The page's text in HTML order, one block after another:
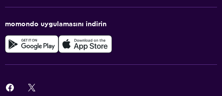
momondo uygulamasını indirin